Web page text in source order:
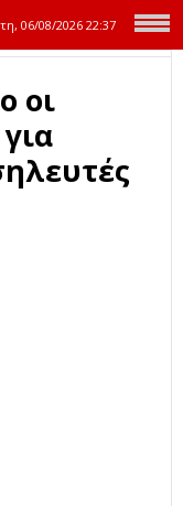
06/08/2026 22:37
οι